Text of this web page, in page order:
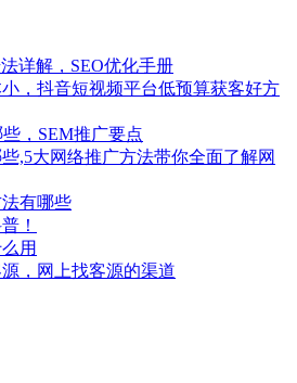
详解，SEO优化手册
，抖音短视频平台低预算获客好方
，SEM推广要点
,5大网络推广方法带你全面了解网
有哪些
！
用
，网上找客源的渠道